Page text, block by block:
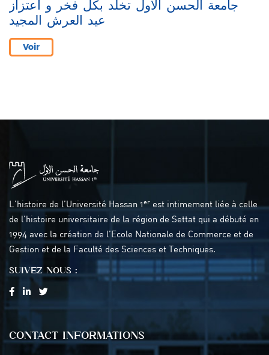
جامعة الحسن الاول تخلد بكل فخر و اعتزاز
عيد العرش المجيد
Voir
L’histoire de l’Université Hassan 1er est intimement liée à celle
de l’histoire universitaire de la région de Settat qui a débuté en
1994 avec la création de l’Ecole Nationale de Commerce et de
Gestion et de la Faculté des Sciences et Techniques.
SUIVEZ NOUS :
CONTACT INFORMATIONS